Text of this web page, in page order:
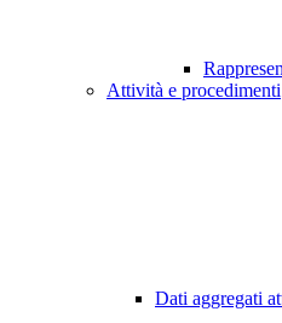
Attività e procedimenti
Dati aggregati